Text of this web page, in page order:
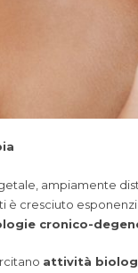
ampiamente
cresciuto
cronico-
attività